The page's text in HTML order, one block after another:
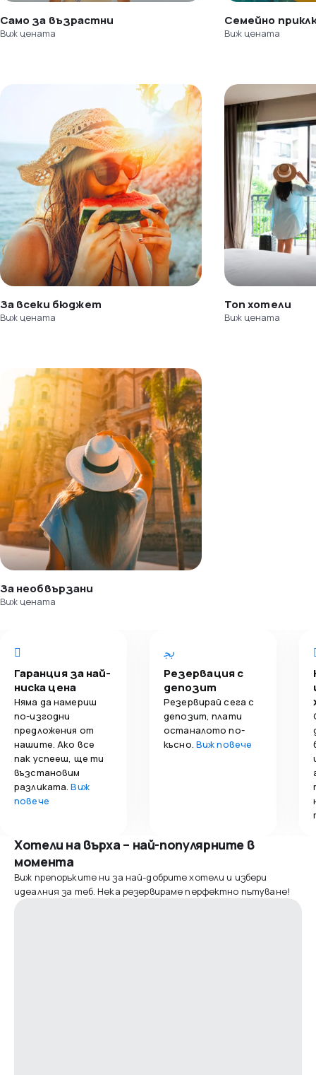
Само за възрастни
Виж цената
Семейно
Виж цената
За всеки бюджет
Виж цената
Топ хотели
Виж цената
За необвързани
Виж цената
Гаранция за най-
ниска цена
Няма да намериш
по-изгодни
предложения от
нашите. Ако все
пак успееш, ще ти
възстановим
разликата.Виж
повече
Резервация с
депозит
Резервирай сега с
депозит, плати
останалото по-
късно. Виж повече
Хотели на върха – най-популярните в
момента
Виж препоръките ни за най-добрите хотели и избери
идеалния за теб. Нека резервираме перфектно пътуване!